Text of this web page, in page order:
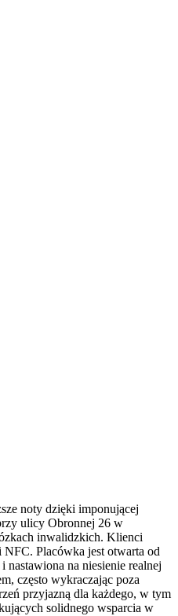
noty dzięki imponującej
ulicy Obronnej 26 w
inwalidzkich. Klienci
NFC. Placówka jest otwarta od
na niesienie realnej
często wykraczając poza
przyjazną dla każdego, w tym
solidnego wsparcia w